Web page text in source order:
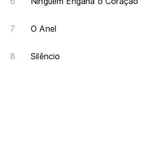
O Anel
Silêncio